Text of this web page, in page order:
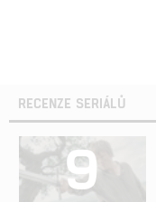
RECENZE SERIÁLŮ
9